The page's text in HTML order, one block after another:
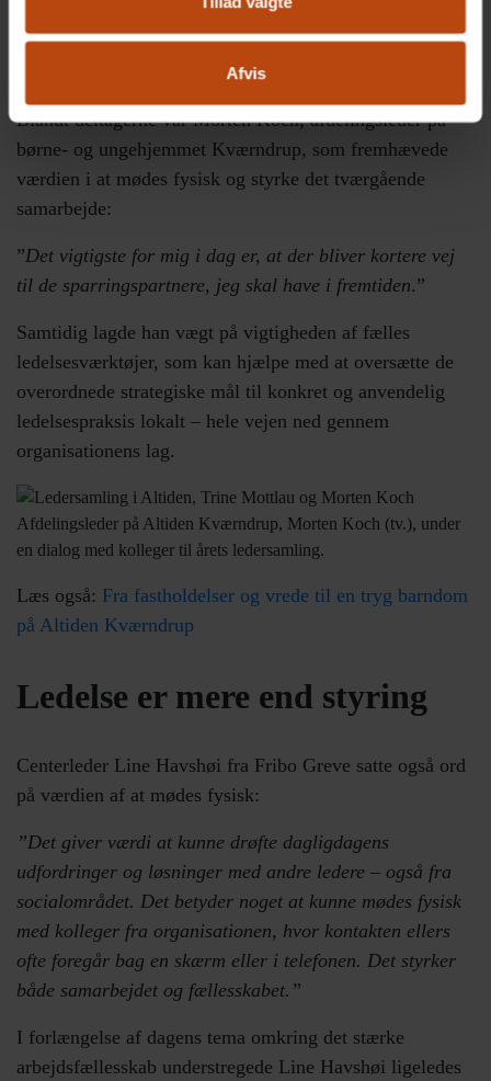
Afvis
kvalitet i opgaveløsningen og et godt arbejdsmiljø. Når
vi lykkes sammen, trives både medarbejdere, borgere og
Blandt deltagerne var Morten Koch, afdelingsleder på
børne- og ungehjemmet Kværndrup, som fremhævede
værdien i at mødes fysisk og styrke det tværgående
samarbejde:
”Det vigtigste for mig i dag er, at der bliver kortere vej
til de sparringspartnere, jeg skal have i fremtiden.”
Samtidig lagde han vægt på vigtigheden af fælles
ledelsesværktøjer, som kan hjælpe med at oversætte de
overordnede strategiske mål til konkret og anvendelig
ledelsespraksis lokalt – hele vejen ned gennem
organisationens lag.
Afdelingsleder på Altiden Kværndrup, Morten Koch (tv.), under
en dialog med kolleger til årets ledersamling.
Læs også: Fra fastholdelser og vrede til en tryg barndom
på Altiden Kværndrup
Ledelse er mere end styring
Centerleder Line Havshøi fra Fribo Greve satte også ord
på værdien af at mødes fysisk:
”Det giver værdi at kunne drøfte dagligdagens
udfordringer og løsninger med andre ledere – også fra
socialområdet. Det betyder noget at kunne mødes fysisk
med kolleger fra organisationen, hvor kontakten ellers
ofte foregår bag en skærm eller i telefonen. Det styrker
både samarbejdet og fællesskabet.”
I forlængelse af dagens tema omkring det stærke
arbejdsfællesskab understregede Line Havshøi ligeledes